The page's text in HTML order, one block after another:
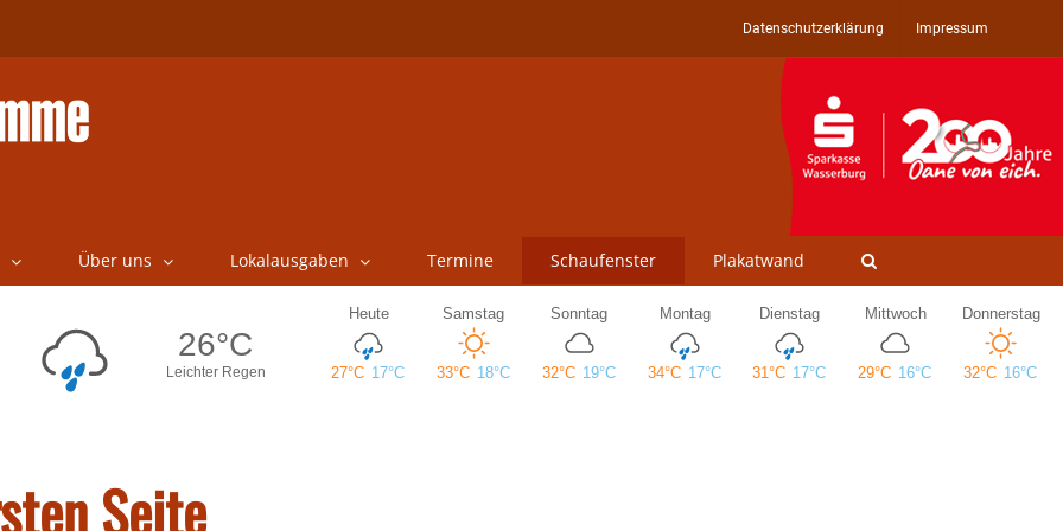
Datenschutzerklärung Impressum
Über uns Lokalausgaben Termine Schaufenster Plakatwand
Seite